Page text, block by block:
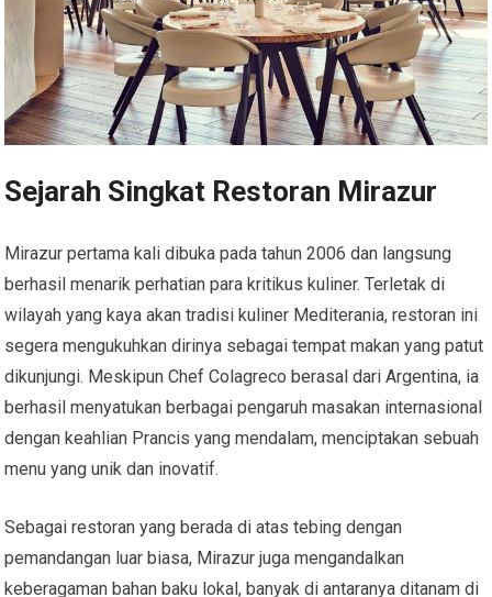
Sejarah Singkat Restoran Mirazur
Mirazur pertama kali dibuka pada tahun 2006 dan langsung
berhasil menarik perhatian para kritikus kuliner. Terletak di
wilayah yang kaya akan tradisi kuliner Mediterania, restoran ini
segera mengukuhkan dirinya sebagai tempat makan yang patut
dikunjungi. Meskipun Chef Colagreco berasal dari Argentina, ia
berhasil menyatukan berbagai pengaruh masakan internasional
dengan keahlian Prancis yang mendalam, menciptakan sebuah
menu yang unik dan inovatif.
Sebagai restoran yang berada di atas tebing dengan
pemandangan luar biasa, Mirazur juga mengandalkan
keberagaman bahan baku lokal, banyak di antaranya ditanam di